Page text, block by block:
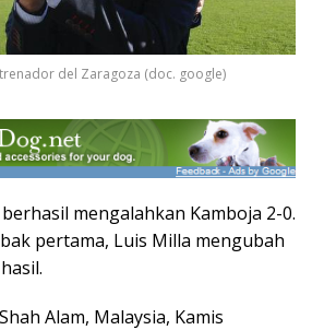
del Zaragoza (doc. google)
mengalahkan Kamboja 2-0.
pertama, Luis Milla mengubah
Alam, Malaysia, Kamis